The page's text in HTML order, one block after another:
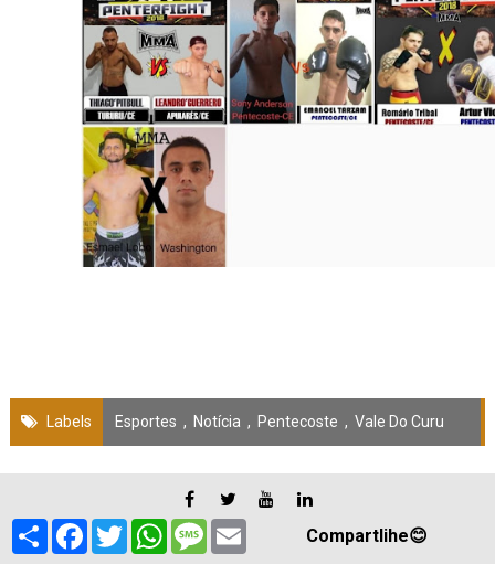
Labels Esportes , Notícia , Pentecoste , Vale Do Curu
S
a
F
c
T
w
i
W
a
M
s
E
a
Compartlihe😊